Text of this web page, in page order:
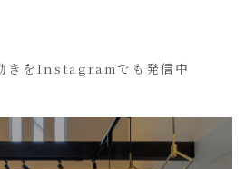
きをInstagramでも発信中